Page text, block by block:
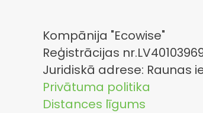
Kompānija "Ecowise"
Reģistrācijas
Juridiskā adrese: Raunas
Privātuma politika
Distances līgums